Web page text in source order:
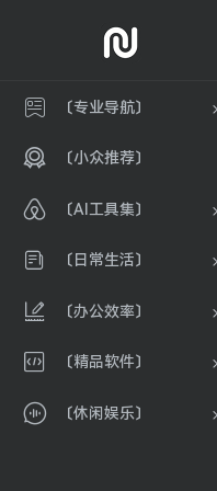
〔专业导航〕
〔小众推荐〕
〔AI工具集〕
〔日常生活〕
〔办公效率〕
〔精品软件〕
〔休闲娱乐〕